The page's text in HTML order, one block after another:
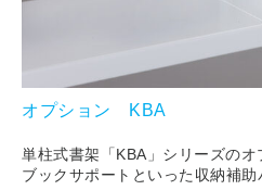
オプション KBA
単柱式書架「KBA」シリーズの
ブックサポートといった収納補